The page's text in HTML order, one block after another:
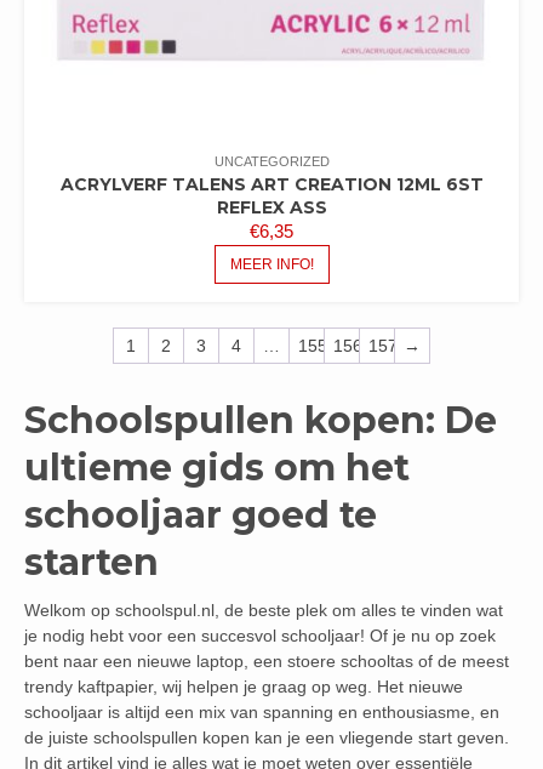
UNCATEGORIZED
ACRYLVERF TALENS ART CREATION 12ML 6ST
REFLEX ASS
€6,35
MEER INFO!
1 2 3 4 155 156 157 →
Schoolspullen kopen: De
ultieme gids om het
schooljaar goed te
starten
Welkom op schoolspul.nl, de beste plek om alles te vinden wat
je nodig hebt voor een succesvol schooljaar! Of je nu op zoek
bent naar een nieuwe laptop, een stoere schooltas of de meest
trendy kaftpapier, wij helpen je graag op weg. Het nieuwe
schooljaar is altijd een mix van spanning en enthousiasme, en
de juiste schoolspullen kopen kan je een vliegende start geven.
In dit artikel vind je alles wat je moet weten over essentiële